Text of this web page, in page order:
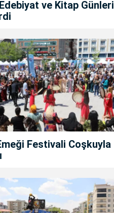
ve Kitap Günleri
Festivali Coşkuyla